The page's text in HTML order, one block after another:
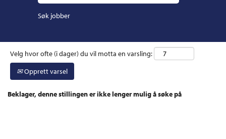
Velg hvor ofte (i dager) du vil motta en varsling:
Opprett varsel
Beklager, denne stillingen er ikke lenger mulig å søke på